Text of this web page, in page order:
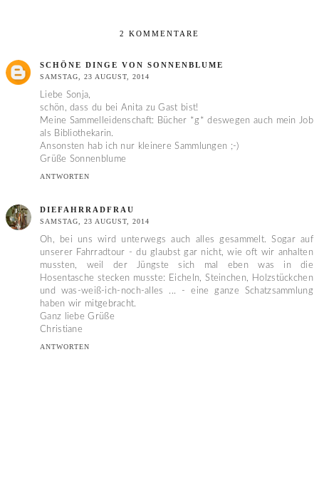
2 KOMMENTARE
SCHÖNE DINGE VON SONNENBLUME
SAMSTAG, 23 AUGUST, 2014
Liebe Sonja,
schön, dass du bei Anita zu Gast bist!
Meine Sammelleidenschaft: Bücher *g* deswegen auch mein Job
als Bibliothekarin.
Ansonsten hab ich nur kleinere Sammlungen ;-)
Grüße Sonnenblume
ANTWORTEN
DIEFAHRRADFRAU
SAMSTAG, 23 AUGUST, 2014
Oh, bei uns wird unterwegs auch alles gesammelt. Sogar auf
unserer Fahrradtour - du glaubst gar nicht, wie oft wir anhalten
mussten, weil der Jüngste sich mal eben was in die
Hosentasche stecken musste: Eicheln, Steinchen, Holzstückchen
und was-weiß-ich-noch-alles ... - eine ganze Schatzsammlung
haben wir mitgebracht.
Ganz liebe Grüße
Christiane
ANTWORTEN